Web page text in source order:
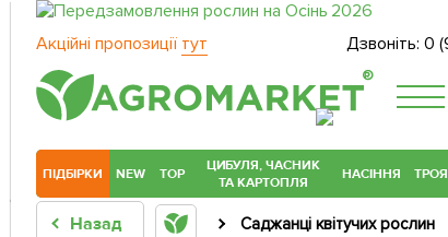
Акційні пропозиції тут Дзвоніть: 0
®
ПІДБІРКИ NEW TOP
ЦИБУЛЯ, ЧАСНИК
ТА КАРТОПЛЯ
НАСІННЯ
Назад Саджанці квітучих рослин